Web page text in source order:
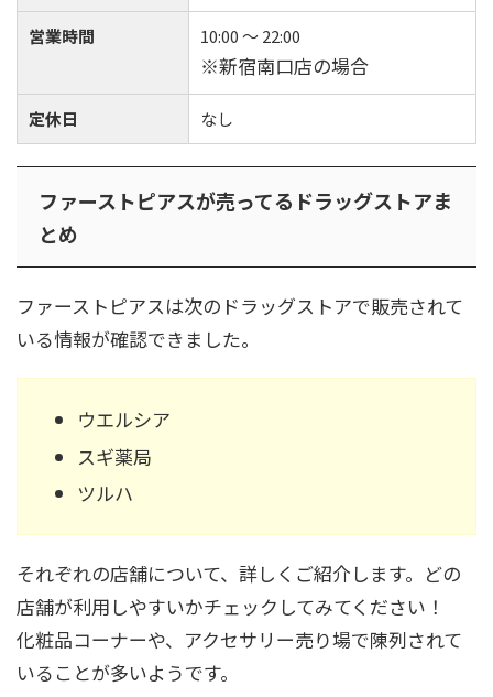
営業時間 10:00 ～ 22:00
※新宿南口店の場合
定休日 なし
ファーストピアスが売ってるドラッグストアま
とめ
ファーストピアスは次のドラッグストアで販売されて
いる情報が確認できました。
ウエルシア
スギ薬局
ツルハ
それぞれの店舗について、詳しくご紹介します。どの
店舗が利用しやすいかチェックしてみてください！
化粧品コーナーや、アクセサリー売り場で陳列されて
いることが多いようです。